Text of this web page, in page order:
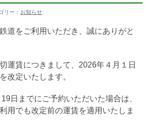
リー： お知らせ
道をご利用いただき、誠にありがと
運賃につきまして、2026年４月１日
改定いたします。
日までにご予約いただいた場合は、
用でも改定前の運賃を適用いたしま